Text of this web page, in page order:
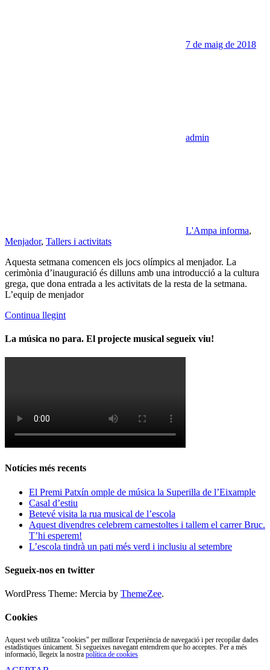
7 de maig de 2018
admin
L'Ampa informa,
Menjador, Tallers i activitats
Aquesta setmana comencen els jocs olímpics al menjador. La
cerimònia d’inauguració és dilluns amb una introducció a la cultura
grega, que dona entrada a les activitats de la resta de la setmana.
L’equip de menjador
Continua llegint
La música no para. El projecte musical segueix viu!
Notícies més recents
El Premi Patxín omple de música la Superilla de l’Eixample
Casal d’estiu
Betevé visita la rua musical de l’escola
Aquest divendres celebrem carnestoltes i tallem el carrer Bruc.
T’hi esperem!
L’escola tindrà un pati més verd i inclusiu al setembre
Segueix-nos en twitter
WordPress Theme: Mercia by ThemeZee.
Cookies
Aquest web utilitza "cookies" per millorar l'experiència de navegació i per recopilar dades
estadístiques únicament. Si segueixes navegant entendrem que ho acceptes. Per a més
informació, llegeix la nostra política de cookies